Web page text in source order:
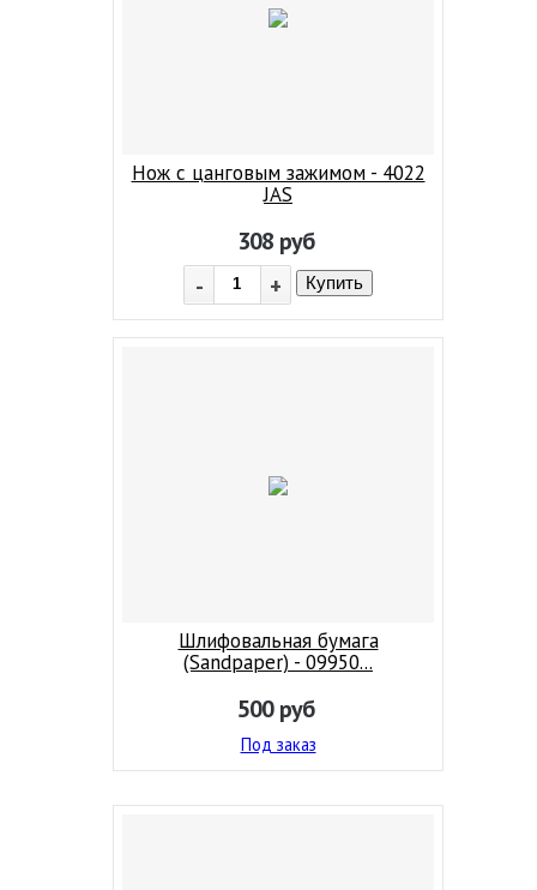
Нож с цанговым зажимом - 4022
JAS
308 руб
- + Купить
Шлифовальная бумага
(Sandpaper) - 09950...
500 руб
Под заказ